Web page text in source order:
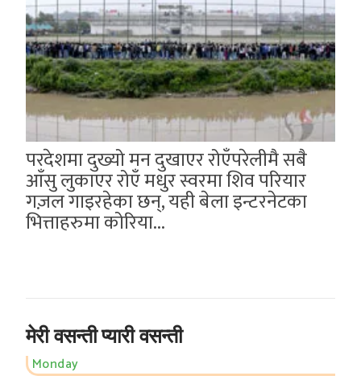
परदेशमा दुख्यो मन दुखाएर रोएँपरेलीमै सबै
आँसु लुकाएर रोएँ मधुर स्वरमा शिव परियार
गज़ल गाइरहेका छन्, यही बेला इन्टरनेटका
भित्ताहरुमा कोरिया...
मेरी वसन्ती प्यारी वसन्ती
Monday